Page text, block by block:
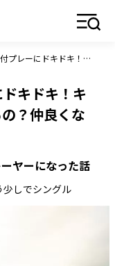
初めてのキャディ付プレーにドキドキ！キャディさんは何をしてくれるの？仲良くなるにはどうしたらいい？
キドキ！キ
？仲良くな
ヤーになった話
しでシングル